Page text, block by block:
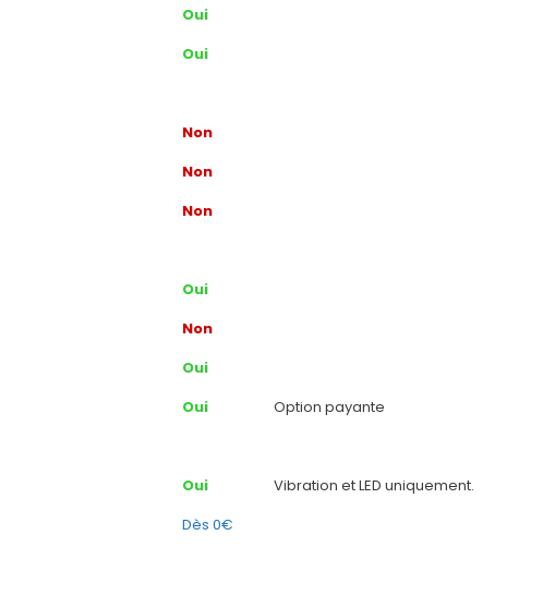
Oui
Oui
Non
Non
Non
Oui
Non
Oui
Oui
Option payante
Oui
Vibration et LED uniquement.
Dès 0€